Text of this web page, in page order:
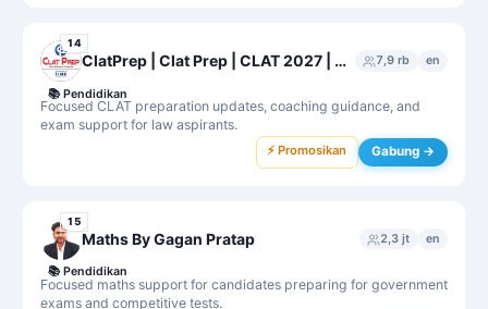
14
ClatPrep | Clat Prep | CLAT 2027 | CLAT 2028 | CLAT coaching 7,9 rb en
Focused CLAT preparation updates, coaching guidance, and
exam support for law aspirants.
📚 Pendidikan
⚡ Promosikan Gabung →
15
Maths By Gagan Pratap 2,3 jt en
Focused maths support for candidates preparing for government
exams and competitive tests.
📚 Pendidikan